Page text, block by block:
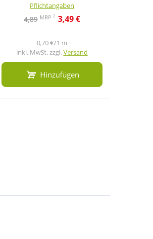
Pflichtangaben
4,89 MRP 2 3,49 €
0,70 €/1 m
inkl. MwSt. zzgl.Versand
Hinzufügen